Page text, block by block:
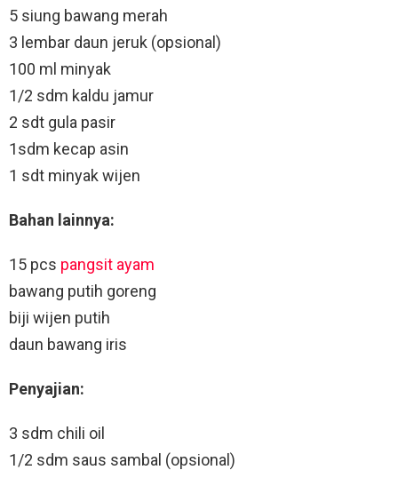
5 siung bawang merah
3 lembar daun jeruk (opsional)
100 ml minyak
1/2 sdm kaldu jamur
2 sdt gula pasir
1sdm kecap asin
1 sdt minyak wijen
Bahan lainnya:
15 pcs pangsit ayam
bawang putih goreng
biji wijen putih
daun bawang iris
Penyajian:
3 sdm chili oil
1/2 sdm saus sambal (opsional)